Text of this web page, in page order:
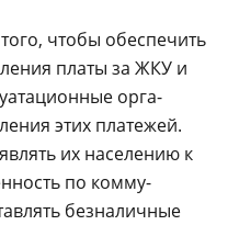
что­бы обеспечить
платы за ЖКУ и
орга­
этих платежей.
их населе­нию к
по комму­
безналичные